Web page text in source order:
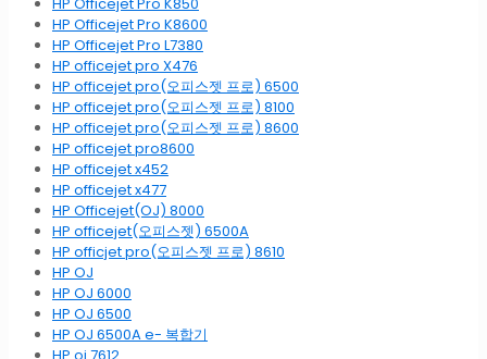
HP Officejet Pro K8600
HP Officejet Pro L7380
HP officejet pro X476
HP officejet pro(오피스젯 프로) 6500
HP officejet pro(오피스젯 프로) 8100
HP officejet pro(오피스젯 프로) 8600
HP officejet pro8600
HP officejet x452
HP officejet x477
HP Officejet(OJ) 8000
HP officejet(오피스젯) 6500A
HP officjet pro(오피스젯 프로) 8610
HP OJ
HP OJ 6000
HP OJ 6500
HP OJ 6500A e- 복합기